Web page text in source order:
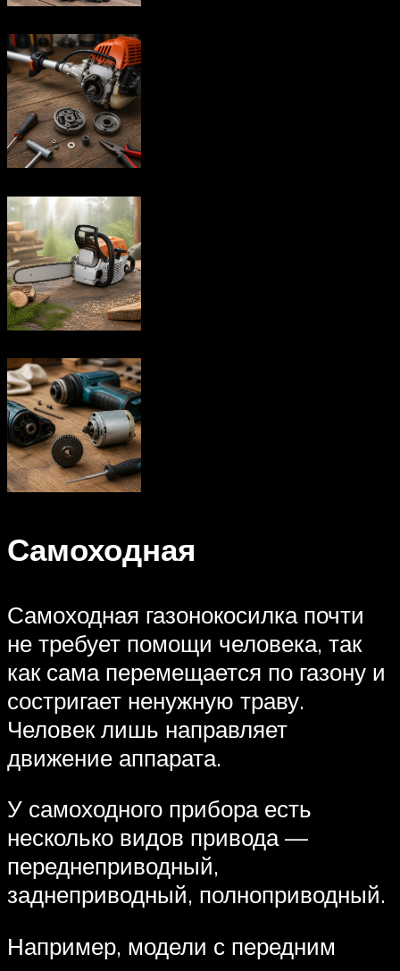
Самоходная
Самоходная газонокосилка почти
не требует помощи человека, так
как сама перемещается по газону и
состригает ненужную траву.
Человек лишь направляет
движение аппарата.
У самоходного прибора есть
несколько видов привода —
переднеприводный,
заднеприводный, полноприводный.
Например, модели с передним